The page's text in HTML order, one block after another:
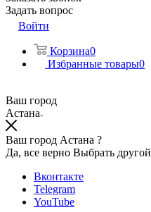
Задать вопрос
Войти
Корзина0
Избранные товары0
Ваш город
Астана
Ваш город Астана ?
Да, все верно Выбрать другой
Вконтакте
Telegram
YouTube